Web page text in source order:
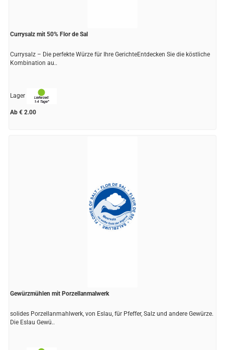
Currysalz mit 50% Flor de Sal
Currysalz – Die perfekte Würze für Ihre GerichteEntdecken Sie die köstliche
Kombination au..
Lager
Ab € 2.00
Gewürzmühlen mit Porzellanmalwerk
solides Porzellanmahlwerk, von Eslau, für Pfeffer, Salz und andere Gewürze.
Die Eslau Gewü..